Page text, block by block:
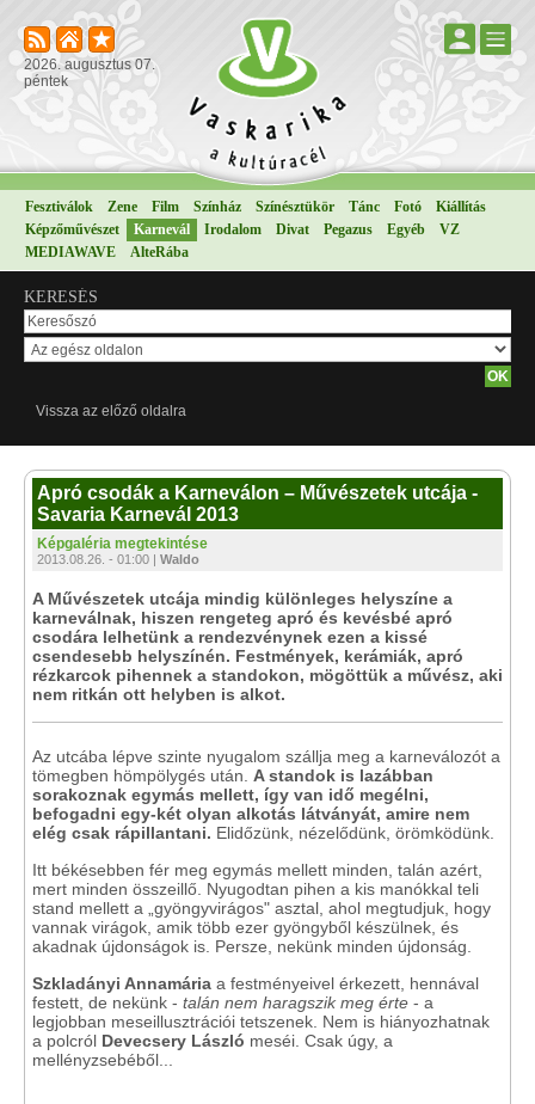
2026. augusztus 07.
péntek
Fesztiválok Zene Film Színház Színésztükör Tánc Fotó
Kiállítás
Képzőművészet
Karnevál Irodalom Divat Pegazus Egyéb
VZ
MEDIAWAVE
AlteRába
KERESÉS
Vissza az előző oldalra
Apró csodák a Karneválon – Művészetek utcája -
Savaria Karnevál 2013
Képgaléria megtekintése
2013.08.26. - 01:00 | Waldo
A Művészetek utcája mindig különleges helyszíne a
karneválnak, hiszen rengeteg apró és kevésbé apró
csodára lelhetünk a rendezvénynek ezen a kissé
csendesebb helyszínén. Festmények, kerámiák, apró
rézkarcok pihennek a standokon, mögöttük a művész, aki
nem ritkán ott helyben is alkot.
Az utcába lépve szinte nyugalom szállja meg a karneválozót a
tömegben hömpölygés után. A standok is lazábban
sorakoznak egymás mellett, így van idő megélni,
befogadni egy-két olyan alkotás látványát, amire nem
elég csak rápillantani. Elidőzünk, nézelődünk, örömködünk.
Itt békésebben fér meg egymás mellett minden, talán azért,
mert minden összeillő. Nyugodtan pihen a kis manókkal teli
stand mellett a „gyöngyvirágos" asztal, ahol megtudjuk, hogy
vannak virágok, amik több ezer gyöngyből készülnek, és
akadnak újdonságok is. Persze, nekünk minden újdonság.
Szkladányi Annamária a festményeivel érkezett, hennával
festett, de nekünk - talán nem haragszik meg érte - a
legjobban meseillusztrációi tetszenek. Nem is hiányozhatnak
a polcról Devecsery László meséi. Csak úgy, a
mellényzsebéből...